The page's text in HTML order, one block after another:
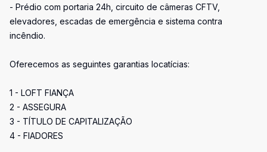
- Prédio com portaria 24h, circuito de câmeras CFTV,
elevadores, escadas de emergência e sistema contra
incêndio.
Oferecemos as seguintes garantias locatícias:
1 - LOFT FIANÇA
2 - ASSEGURA
3 - TÍTULO DE CAPITALIZAÇÃO
4 - FIADORES